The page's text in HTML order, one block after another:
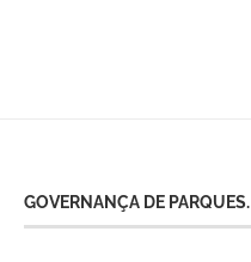
GOVERNANÇA DE PARQUES.